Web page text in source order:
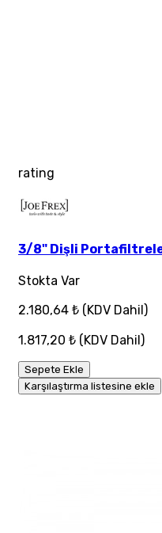
rating
3/8" Dişli
Stokta Var
2.180,64 ₺ (KDV Dahil)
1.817,20 ₺ (KDV Dahil)
Sepete Ekle
Karşılaştırma listesine ekle